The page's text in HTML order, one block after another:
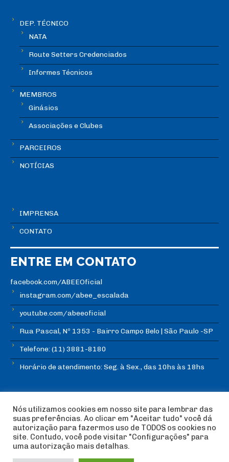
DEP. TÉCNICO
NATA
Route Setters Credenciados
Informes Técnicos
MEMBROS
Ginásios
Associações e Clubes
PARCEIROS
NOTÍCIAS
IMPRENSA
CONTATO
ENTRE EM CONTATO
facebook.com/ABEEOficial
instagram.com/abee_escalada
youtube.com/abeeoficial
Rua Pascal, Nº 1353 - Bairro Campo Belo | São Paulo -SP
Telefone: (11) 3881-8180
Horário de atendimento: Seg. à Sex., das 10hs às 18hs
© Copyright ABEE | Associação Brasileira de Escalada
Esportiva 2018 | Design:
Imagética Design
Nós utilizamos cookies em nosso site para lembrar das
suas preferências. Ao clicar em "Aceitar tudo" você dá
autorização para fazermos uso de TODOS os cookies no
site. Contudo, você pode visitar "Configurações" para
uma autorização mais detalhas.